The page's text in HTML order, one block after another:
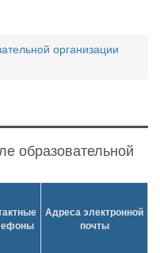
организации
образовательной
Адреса электронной
почты